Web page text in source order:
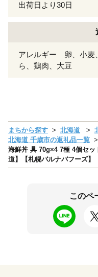
出荷日より30日
アレルギー 卵、小麦
ら、鶏肉、大豆
まちから探す 北海道
北海道 千歳市の返礼品一覧
海鮮丼 具 70g×4 7種 4個セ
道】【札幌バルナバフーズ】
このペ